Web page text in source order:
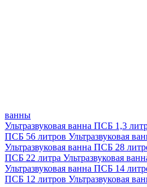
ванны
Ультразвуковая ванна ПСБ 1,3
ПСБ 56 литров Ультразвуковая
Ультразвуковая ванна ПСБ 28
ПСБ 22 литра Ультразвуковая
Ультразвуковая ванна ПСБ 14
ПСБ 12 литров Ультразвуковая